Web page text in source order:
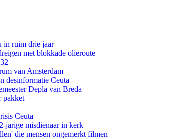
in ruim drie jaar
met blokkade olieroute
van Amsterdam
desinformatie Ceuta
Depla van Breda
pakket
Ceuta
jarige misdienaar in kerk
die mensen ongemerkt filmen